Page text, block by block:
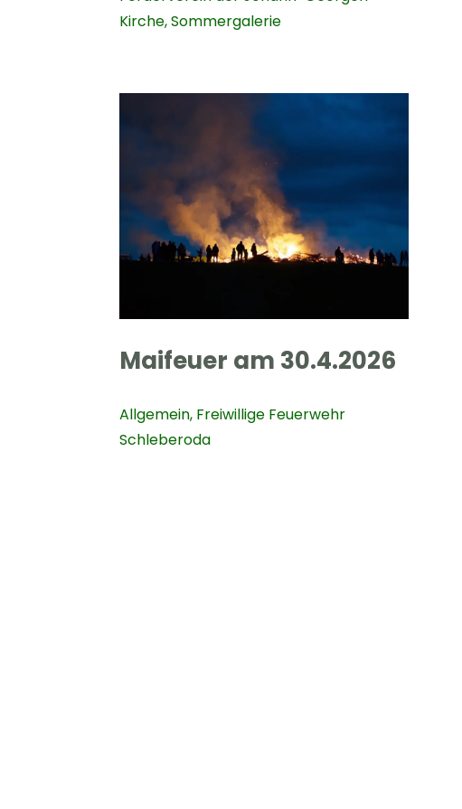
Kirche,Sommergalerie
Maifeuer am 30.4.2026
Allgemein, Freiwillige Feuerwehr
Schleberoda